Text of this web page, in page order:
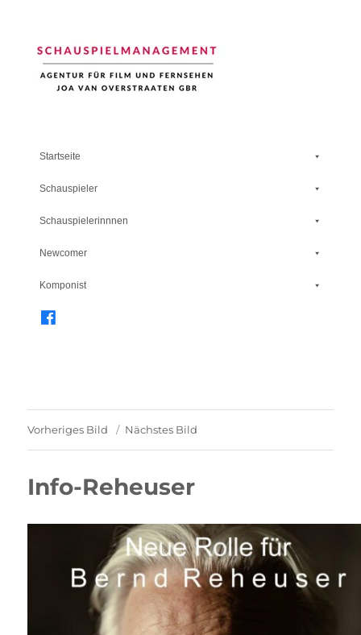
Startseite
Schauspieler
Schauspielerinnnen
Newcomer
Komponist
Vorheriges Bild Nächstes Bild
Info-Reheuser